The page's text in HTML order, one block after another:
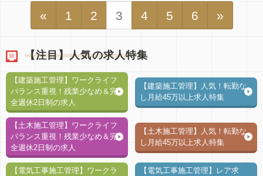
« 1 2 3 4 5 6 »
【注目】人気の求人特集
【建築施工管理】ワークライフ
バランス重視！残業少なめ＆完
全週休2日制の求人
【建築施工管理】人気！転勤な
し月給45万以上求人特集
【土木施工管理】ワークライフ
バランス重視！残業少なめ＆完
全週休2日制の求人
【土木施工管理】人気！転勤な
し月給45万以上求人特集
【電気工事施工管理】ワークラ
【電気工事施工管理】レア求